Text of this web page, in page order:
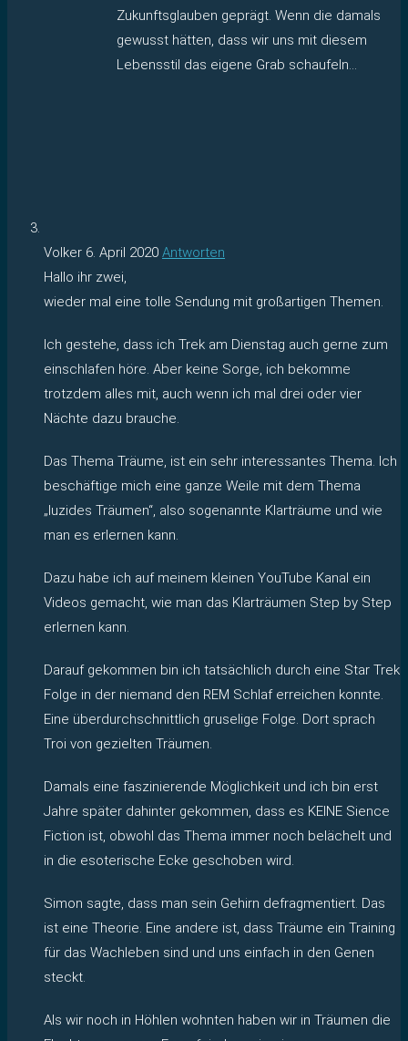
Zukunftsglauben geprägt. Wenn die damals
gewusst hätten, dass wir uns mit diesem
Lebensstil das eigene Grab schaufeln…
Volker 6. April 2020 Antworten
Hallo ihr zwei,
wieder mal eine tolle Sendung mit großartigen Themen.
Ich gestehe, dass ich Trek am Dienstag auch gerne zum
einschlafen höre. Aber keine Sorge, ich bekomme
trotzdem alles mit, auch wenn ich mal drei oder vier
Nächte dazu brauche.
Das Thema Träume, ist ein sehr interessantes Thema. Ich
beschäftige mich eine ganze Weile mit dem Thema
„luzides Träumen“, also sogenannte Klarträume und wie
man es erlernen kann.
Dazu habe ich auf meinem kleinen YouTube Kanal ein
Videos gemacht, wie man das Klarträumen Step by Step
erlernen kann.
Darauf gekommen bin ich tatsächlich durch eine Star Trek
Folge in der niemand den REM Schlaf erreichen konnte.
Eine überdurchschnittlich gruselige Folge. Dort sprach
Troi von gezielten Träumen.
Damals eine faszinierende Möglichkeit und ich bin erst
Jahre später dahinter gekommen, dass es KEINE Sience
Fiction ist, obwohl das Thema immer noch belächelt und
in die esoterische Ecke geschoben wird.
Simon sagte, dass man sein Gehirn defragmentiert. Das
ist eine Theorie. Eine andere ist, dass Träume ein Training
für das Wachleben sind und uns einfach in den Genen
steckt.
Als wir noch in Höhlen wohnten haben wir in Träumen die